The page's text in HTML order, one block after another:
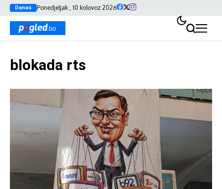
Danas Ponedjeljak , 10 kolovoz 2026
blokada rts